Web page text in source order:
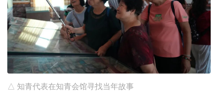
△ 知青代表在知青会馆寻找当年故事